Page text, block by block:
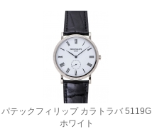
パテックフィリップ カラトラバ 5119G
ホワイト